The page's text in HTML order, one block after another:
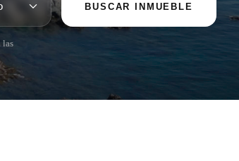
BUSCAR INMUEBLE
las